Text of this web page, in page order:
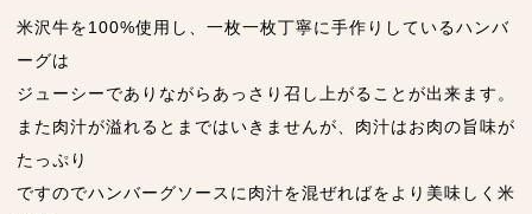
米沢牛を100%使用し、一枚一枚丁寧に手作りしているハンバ
ーグは
ジューシーでありながらあっさり召し上がることが出来ます。
また肉汁が溢れるとまではいきませんが、肉汁はお肉の旨味が
たっぷり
ですのでハンバーグソースに肉汁を混ぜればをより美味しく米